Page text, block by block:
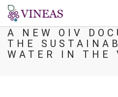
DOMOV
O VINEAS
A NEW OIV
THE
WATER IN THE